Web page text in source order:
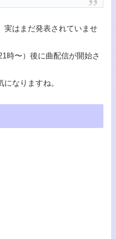
実はまだ発表されていませ
時〜）後に曲配信が開始さ
なりますね。